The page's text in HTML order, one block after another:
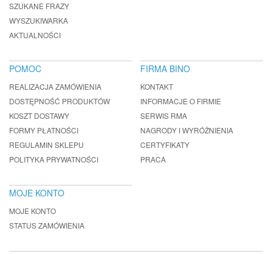
SZUKANE FRAZY
WYSZUKIWARKA
AKTUALNOŚCI
POMOC
REALIZACJA ZAMÓWIENIA
DOSTĘPNOŚĆ PRODUKTÓW
KOSZT DOSTAWY
FORMY PŁATNOŚCI
REGULAMIN SKLEPU
POLITYKA PRYWATNOŚCI
FIRMA BINO
KONTAKT
INFORMACJE O FIRMIE
SERWIS RMA
NAGRODY I WYRÓŻNIENIA
CERTYFIKATY
PRACA
MOJE KONTO
MOJE KONTO
STATUS ZAMÓWIENIA